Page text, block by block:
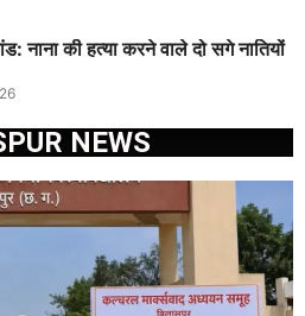
नाना की हत्या करने वाले दो सगे नातियों
NEWS